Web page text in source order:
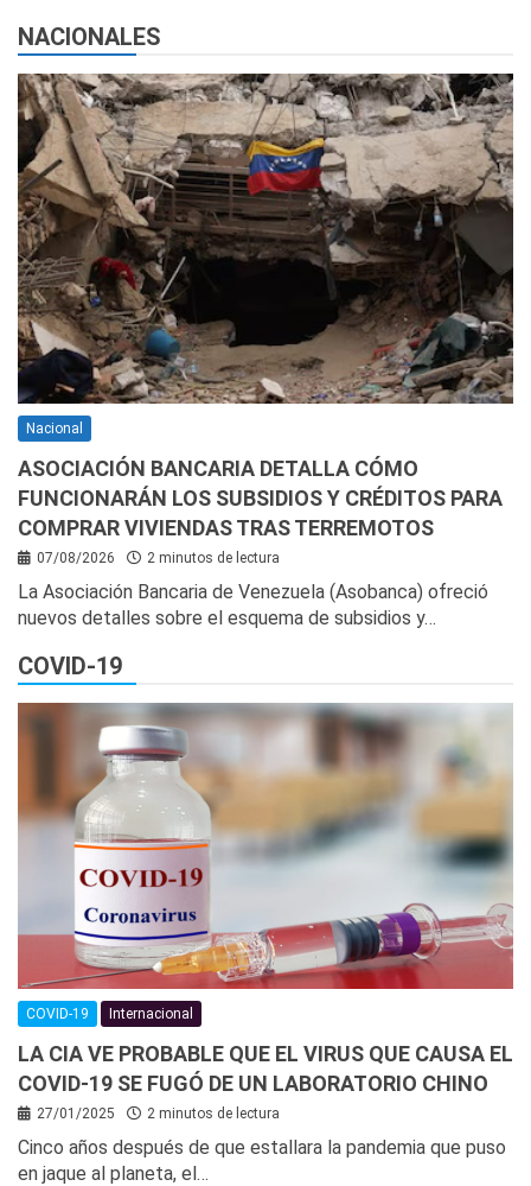
NACIONALES
Nacional
ASOCIACIÓN BANCARIA DETALLA CÓMO
FUNCIONARÁN LOS SUBSIDIOS Y CRÉDITOS PARA
COMPRAR VIVIENDAS TRAS TERREMOTOS
07/08/2026 2 minutos de lectura
La Asociación Bancaria de Venezuela (Asobanca) ofreció
nuevos detalles sobre el esquema de subsidios y…
COVID-19
COVID-19 Internacional
LA CIA VE PROBABLE QUE EL VIRUS QUE CAUSA EL
COVID-19 SE FUGÓ DE UN LABORATORIO CHINO
27/01/2025 2 minutos de lectura
Cinco años después de que estallara la pandemia que puso
en jaque al planeta, el…